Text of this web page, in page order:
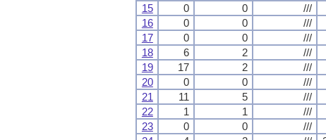
15
0 0 ///
16
0 0 ///
17
0 0 ///
18
6 2 ///
19
17 2 ///
20
0 0 ///
21
11 5 ///
22
1 1 ///
23
0 0 ///